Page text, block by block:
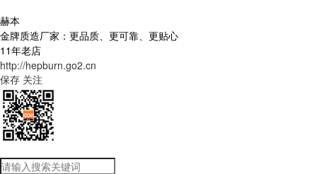
赫本
金牌质造厂家：更品质、更可靠、更贴心
11年老店
http://hepburn.go2.cn
保存 关注